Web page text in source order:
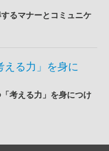
るマナーとコミュニケ
考える力」を身につけ